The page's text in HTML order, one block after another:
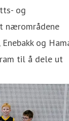
og
nærområdene
og
til å dele ut